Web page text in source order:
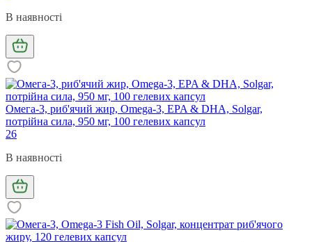
В наявності
Омега-3, риб'ячий жир, Omega-3, EPA & DHA, Solgar,
потрійна сила, 950 мг, 100 гелевих капсул
26
В наявності